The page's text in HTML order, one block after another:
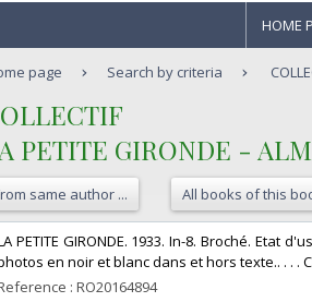
HOME
page Search by criteria
PETITE GIRONDE -
same author ... All books of this
PETITE GIRONDE. 1933. In-8. Broché.
en noir et blanc dans et hors texte.. . . .
: RO20164894